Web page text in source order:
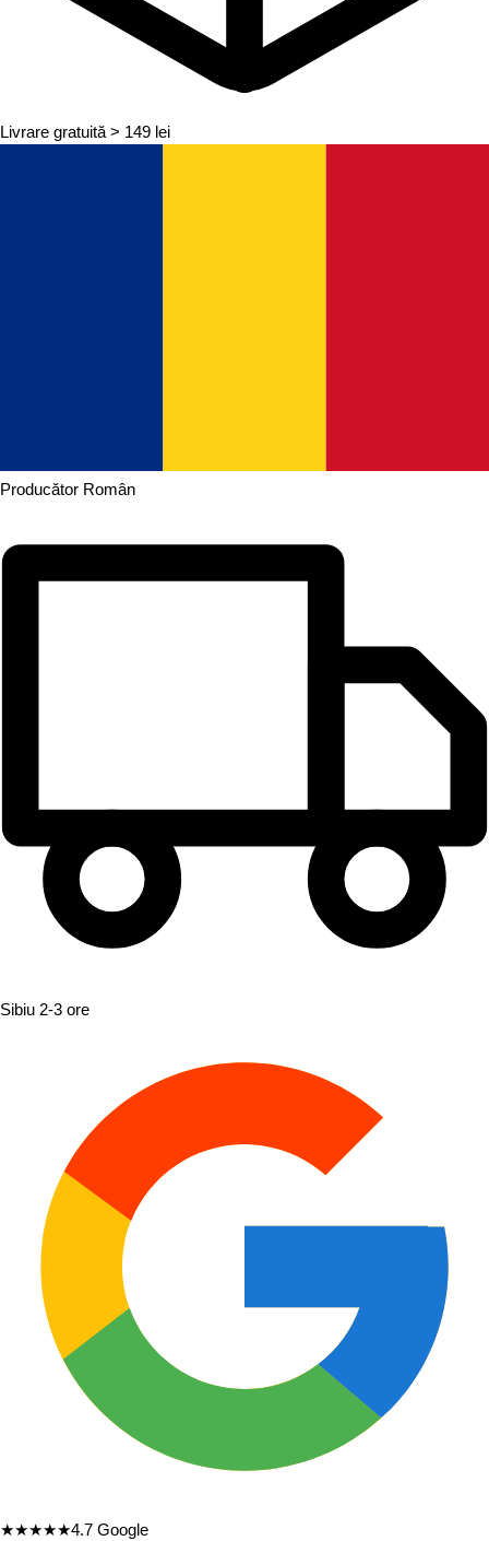
Livrare gratuită > 149 lei
Producător Român
Sibiu 2-3 ore
★★★★★4.7 Google